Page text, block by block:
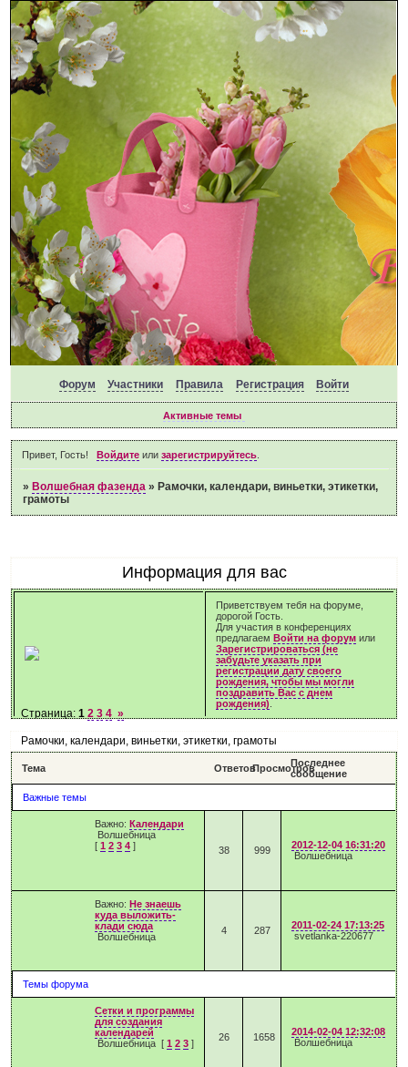
Форум Участники Правила Регистрация Войти
Активные темы
Привет, Гость! Войдитеили зарегистрируйтесь.
» Волшебная фазенда » Рамочки, календари, виньетки, этикетки,
грамоты
Информация для вас
Приветствуем тебя на форуме,
дорогой Гость.
Для участия в конференциях
предлагаемВойти на форум или
Зарегистрироваться (не
забудьте указать при
регистрации дату своего
рождения, чтобы мы могли
поздравить Вас с днем
рождения)
Рамочки, календари, виньетки, этикетки, грамоты
Страница:1 2 3 4 »
Тема ОтветовПросмотровПоследнее
сообщение
Важные темы
Важно: Календари
Волшебница
[ 1 2 3 4 ] 38 999
2012-12-04 16:31:20
Волшебница
Важно: Не знаешь
куда выложить-
клади сюда
Волшебница
4 287
2011-02-24 17:13:25
svetlanka-220677
Темы форума
Сетки и программы
для создания
календарей
Волшебница [ 1 2 3 ]
26 1658
2014-02-04 12:32:08
Волшебница